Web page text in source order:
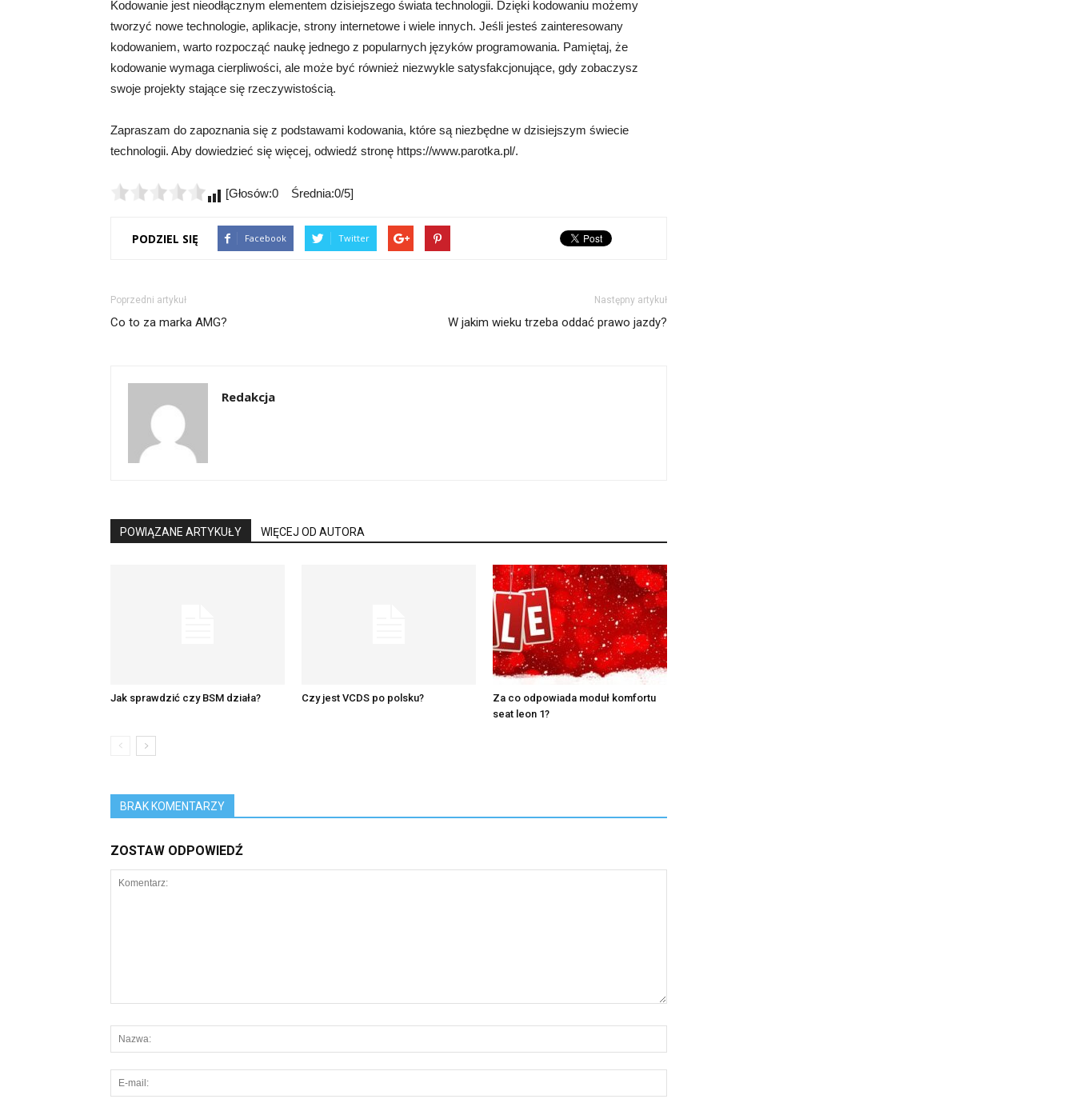
Kodowanie jest nieodłącznym elementem dzisiejszego świata technologii. Dzięki kodowaniu możemy
tworzyć nowe technologie, aplikacje, strony internetowe i wiele innych. Jeśli jesteś zainteresowany
kodowaniem, warto rozpocząć naukę jednego z popularnych języków programowania. Pamiętaj, że
kodowanie wymaga cierpliwości, ale może być również niezwykle satysfakcjonujące, gdy zobaczysz
swoje projekty stające się rzeczywistością.
Zapraszam do zapoznania się z podstawami kodowania, które są niezbędne w dzisiejszym świecie
technologii. Aby dowiedzieć się więcej, odwiedź stronę https://www.parotka.pl/.
[Głosów:0 Średnia:0/5]
PODZIEL SIĘ Facebook Twitter
Poprzedni artykuł
Co to za marka AMG?
Następny artykuł
W jakim wieku trzeba oddać prawo jazdy?
Redakcja
POWIĄZANE ARTYKUŁY WIĘCEJ OD AUTORA
Jak sprawdzić czy BSM działa? Czy jest VCDS po polsku?
Za co odpowiada moduł komfortu
seat leon 1?
BRAK KOMENTARZY
ZOSTAW ODPOWIEDŹ